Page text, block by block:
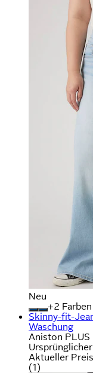
Neu
+
Farben
Skinny-fit-
Waschung
Aniston PLUS
Aktueller Preis
(1)